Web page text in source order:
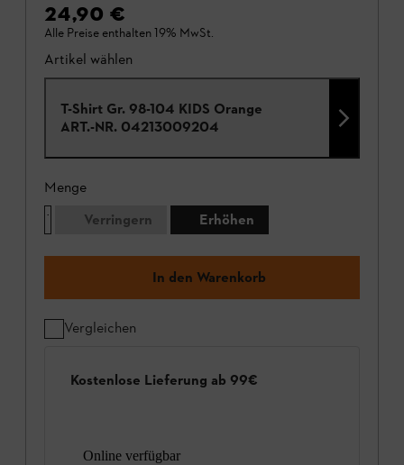
24,90 €
Alle Preise enthalten 19% MwSt.
Artikel wählen
T-Shirt Gr. 98-104 KIDS Orange
ART.-NR. 04213009204
Menge
Verringern
Erhöhen
In den Warenkorb
Vergleichen
Kostenlose Lieferung ab 99€
Online verfügbar